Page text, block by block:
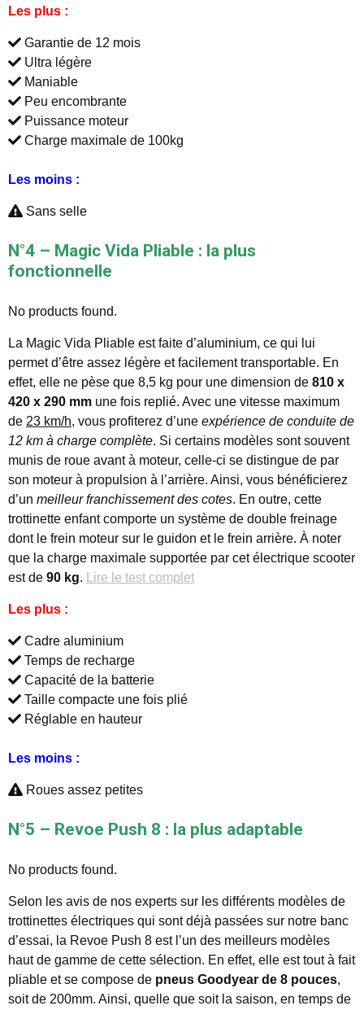
Les plus :
Garantie de 12 mois
Ultra légère
Maniable
Peu encombrante
Puissance moteur
Charge maximale de 100kg
Les moins :
Sans selle
N°4 – Magic Vida Pliable : la plus
fonctionnelle
No products found.
La Magic Vida Pliable est faite d’aluminium, ce qui lui
permet d’être assez légère et facilement transportable. En
effet, elle ne pèse que 8,5 kg pour une dimension de 810 x
420 x 290 mm une fois replié. Avec une vitesse maximum
de 23 km/h, vous profiterez d’une expérience de conduite de
12 km à charge complète. Si certains modèles sont souvent
munis de roue avant à moteur, celle-ci se distingue de par
son moteur à propulsion à l’arrière. Ainsi, vous bénéficierez
d’un meilleur franchissement des cotes. En outre, cette
trottinette enfant comporte un système de double freinage
dont le frein moteur sur le guidon et le frein arrière. À noter
que la charge maximale supportée par cet électrique scooter
est de 90 kg. Lire le test complet
Les plus :
Cadre aluminium
Temps de recharge
Capacité de la batterie
Taille compacte une fois plié
Réglable en hauteur
Les moins :
Roues assez petites
N°5 – Revoe Push 8 : la plus adaptable
No products found.
Selon les avis de nos experts sur les différents modèles de
trottinettes électriques qui sont déjà passées sur notre banc
d’essai, la Revoe Push 8 est l’un des meilleurs modèles
haut de gamme de cette sélection. En effet, elle est tout à fait
pliable et se compose de pneus Goodyear de 8 pouces,
soit de 200mm. Ainsi, quelle que soit la saison, en temps de